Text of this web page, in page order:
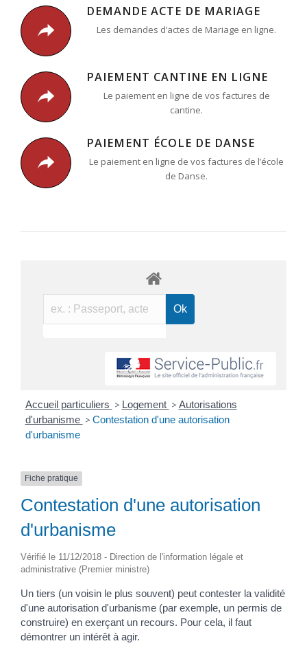
DEMANDE ACTE DE MARIAGE
Les demandes d’actes de Mariage en ligne.
PAIEMENT CANTINE EN LIGNE
Le paiement en ligne de vos factures de
cantine.
PAIEMENT ÉCOLE DE DANSE
Le paiement en ligne de vos factures de l’école
de Danse.
Accueil particuliers > Logement > Autorisations
d'urbanisme > Contestation d'une autorisation
d'urbanisme
Fiche pratique
Contestation d'une autorisation
d'urbanisme
Vérifié le 11/12/2018 - Direction de l'information légale et
administrative (Premier ministre)
Un tiers (un voisin le plus souvent) peut contester la validité
d'une autorisation d'urbanisme (par exemple, un permis de
construire) en exerçant un recours. Pour cela, il faut
démontrer un intérêt à agir.